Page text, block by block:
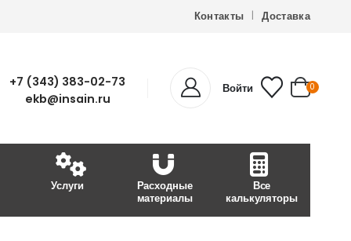
Контакты Доставка
+7 (343) 383-02-73
ekb@insain.ru
Войти 0
Услуги
Расходные
материалы
Все
калькуляторы